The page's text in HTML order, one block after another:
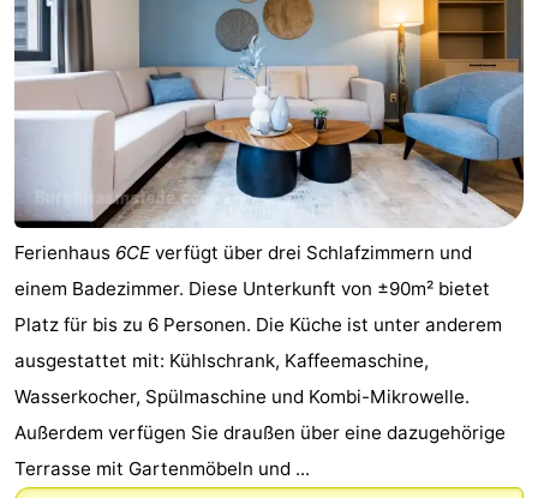
Ferienhaus 6CE verfügt über drei Schlafzimmern und
einem Badezimmer. Diese Unterkunft von ±90m² bietet
Platz für bis zu 6 Personen. Die Küche ist unter anderem
ausgestattet mit: Kühlschrank, Kaffeemaschine,
Wasserkocher, Spülmaschine und Kombi-Mikrowelle.
Außerdem verfügen Sie draußen über eine dazugehörige
Terrasse mit Gartenmöbeln und ...